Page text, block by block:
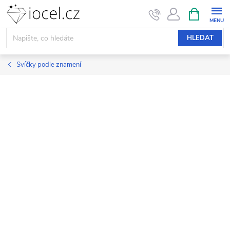
Přejít
obsah
HLEDAT
NÁKUPNÍ
KOŠÍK
Svíčky podle znamení